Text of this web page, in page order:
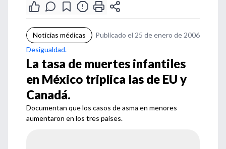
Noticias médicas
Publicado el 25 de enero de 2006
Desigualdad.
La tasa de muertes infantiles
en México triplica las de EU y
Canadá.
Documentan que los casos de asma en menores
aumentaron en los tres países.